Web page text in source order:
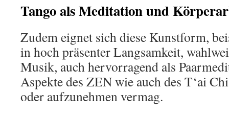
Tango als Meditation und
Zudem eignet sich diese Kunstform,
in hoch präsenter Langsamkeit,
Musik, auch hervorragend als
Aspekte des ZEN wie auch des T‘ai
oder aufzunehmen vermag.